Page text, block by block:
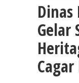
Dinas
Gelar